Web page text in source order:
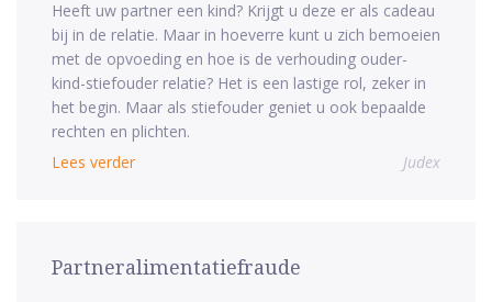
Heeft uw partner een kind? Krijgt u deze er als cadeau
bij in de relatie. Maar in hoeverre kunt u zich bemoeien
met de opvoeding en hoe is de verhouding ouder-
kind-stiefouder relatie? Het is een lastige rol, zeker in
het begin. Maar als stiefouder geniet u ook bepaalde
rechten en plichten.
Lees verder
Judex
Partneralimentatiefraude